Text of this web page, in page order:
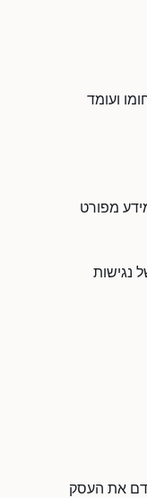
ועומד
מפורט
נגישות
את העסק